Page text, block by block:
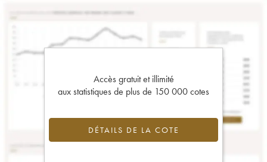
Accès gratuit et illimité
aux statistiques de plus de 150 000 cotes
DÉTAILS DE LA COTE